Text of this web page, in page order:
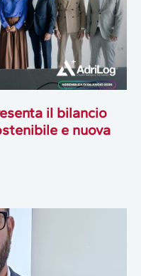
il bilancio
e nuova